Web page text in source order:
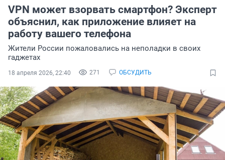
VPN может взорвать смартфон? Эксперт
объяснил, как приложение влияет на
работу вашего телефона
Жители России пожаловались на неполадки в своих
гаджетах
271 ОБСУДИТЬ
18 апреля 2026, 22:40